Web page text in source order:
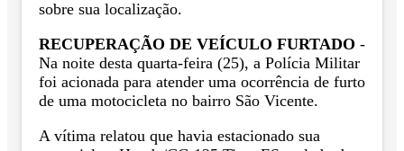
sobre sua localização.
RECUPERAÇÃO DE VEÍCULO FURTADO -
Na noite desta quarta-feira (25), a Polícia Militar
foi acionada para atender uma ocorrência de furto
de uma motocicleta no bairro São Vicente.
A vítima relatou que havia estacionado sua